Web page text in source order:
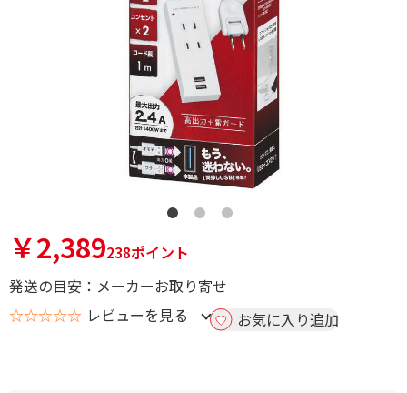
￥2,389238ポイント
発送の目安：メーカーお取り寄せ
☆☆☆☆☆ レビューを見る お気に入り追加